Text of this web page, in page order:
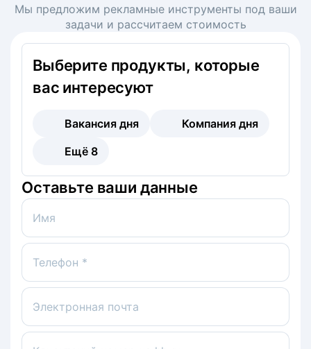
Мы предложим рекламные инструменты под ваши
задачи и рассчитаем стоимость
Выберите продукты, которые
вас интересуют
Вакансия дня
Компания дня
Ещё 8
Оставьте ваши данные
Имя
Телефон *
Электронная почта